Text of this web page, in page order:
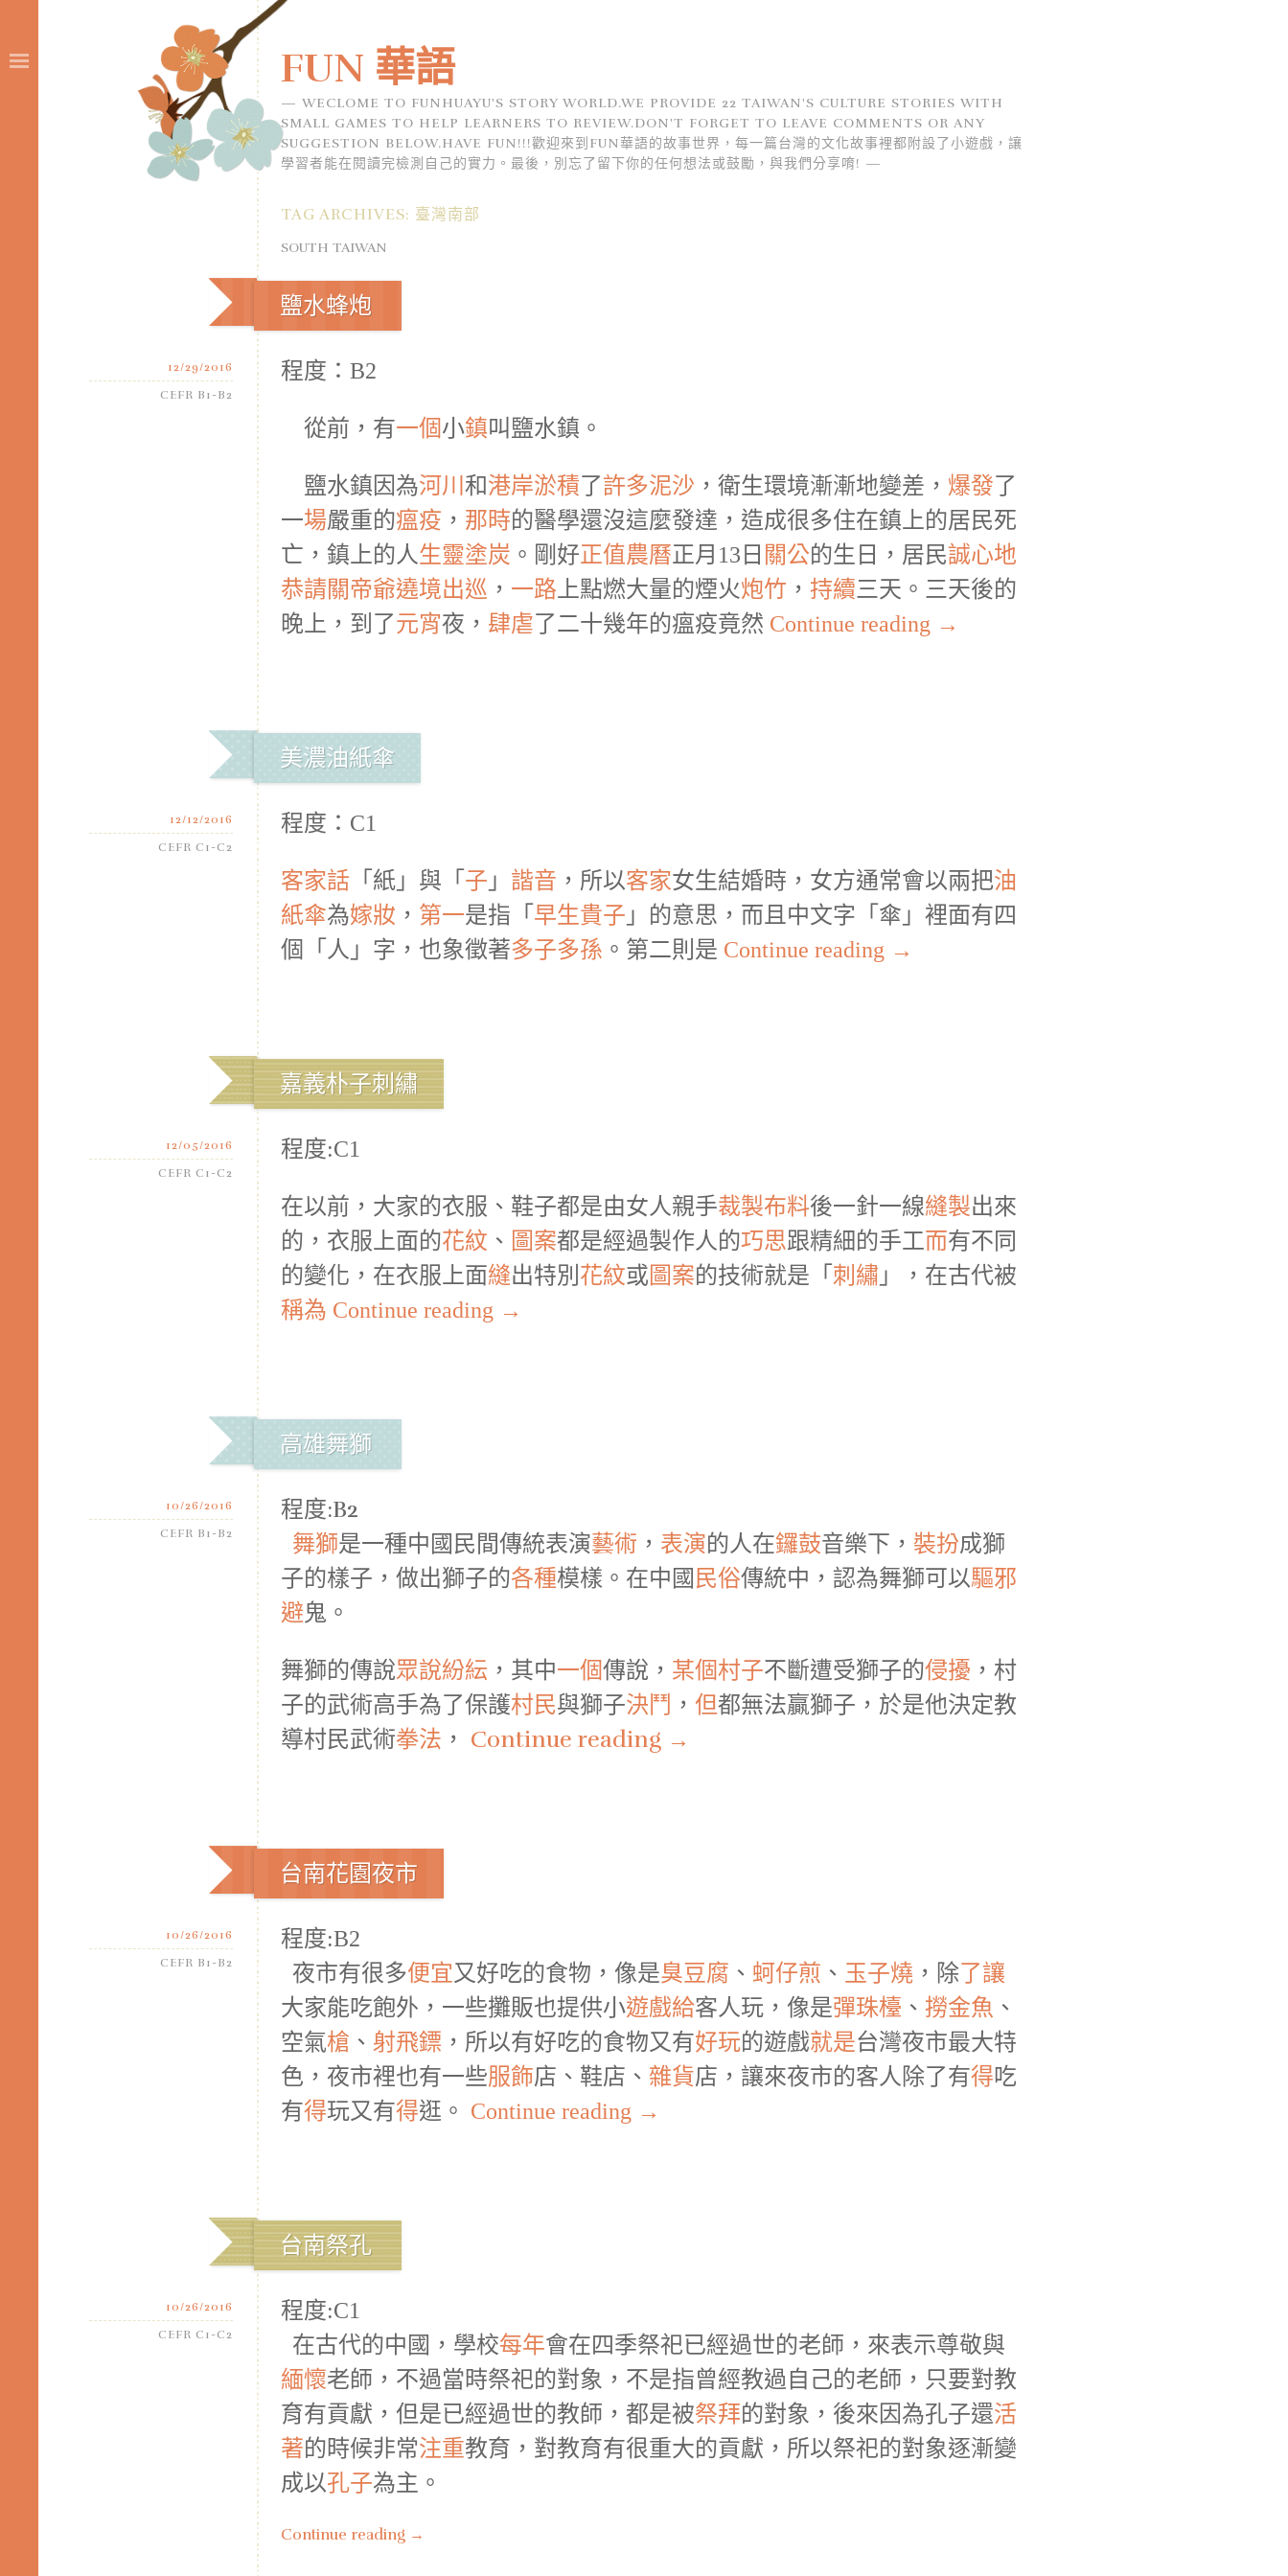
FUN 華語
WECLOME TO FUNHUAYU'S STORY WORLD.WE PROVIDE 22 TAIWAN'S CULTURE STORIES WITH
SMALL GAMES TO HELP LEARNERS TO REVIEW.DON'T FORGET TO LEAVE COMMENTS OR ANY
SUGGESTION BELOW.HAVE FUN!!!歡迎來到FUN華語的故事世界，每一篇台灣的文化故事裡都附設了小遊戲，讓
學習者能在閱讀完檢測自己的實力。最後，別忘了留下你的任何想法或鼓勵，與我們分享唷!
TAG ARCHIVES: 臺灣南部
SOUTH TAIWAN
鹽水蜂炮
程度：B2
從前，有一個小鎮叫鹽水鎮。
鹽水鎮因為河川 和港岸淤積了許多泥沙 ，衛生環境漸漸地變差， 爆發了
一場嚴重的瘟疫 ， 那時的醫學還沒這麼發達，造成很多住在鎮上的居民死
亡，鎮上的人生靈塗炭 。剛好正值農曆正月13日 關公的生日，居民誠心地
恭請關帝爺遶境出巡 ， 一路 上點燃大量的煙火炮竹 ， 持續三天。三天後的
晚上，到了元宵夜， 肆虐了二十幾年的瘟疫竟然 Continue reading →
12/29/2016
CEFR B1-B2
美濃油紙傘
程度：C1
客家話 「紙」與「 子 」 諧音 ，所以客家女生結婚時，女方通常會以兩把油
紙傘為嫁妝 ， 第一是指「 早生貴子 」的意思，而且中文字「傘」裡面有四
個「人」字，也象徵著多子多孫 。第二則是 Continue reading →
12/12/2016
CEFR C1-C2
嘉義朴子刺繡
程度:C1
在以前，大家的衣服、鞋子都是由女人親手裁製布料後一針一線縫製出來
的，衣服上面的花紋 、 圖案都是經過製作人的巧思跟精細的手工而有不同
的變化，在衣服上面縫出特別 花紋或圖案的技術就是「 刺繡 」，在古代被
稱為 Continue reading →
12/05/2016
CEFR C1-C2
高雄舞獅
程度:B2
舞獅是一種中國民間傳統表演藝術 ， 表演的人在鑼鼓音樂下， 裝扮成獅
子的樣子，做出獅子的各種模樣。在中國民俗傳統中，認為舞獅可以驅邪
避鬼。
舞獅的傳說眾說紛紜 ，其中一個傳說， 某個村子不斷遭受獅子的侵擾 ，村
子的武術高手為了保護村民與獅子決鬥 ， 但都無法贏獅子，於是他決定教
導村民武術拳法 ， Continue reading →
10/26/2016
CEFR B1-B2
台南花園夜市
程度:B2
夜市有很多便宜又好吃的食物，像是臭豆腐 、 蚵仔煎 、 玉子燒 ，除了讓
大家能吃飽外，一些攤販也提供小遊戲給客人玩 ，像是彈珠檯 、 撈金魚 、
空氣槍 、 射飛鏢 ，所以有好吃的食物又有好玩的遊戲就是台灣夜市最大特
色，夜市裡也有一些服飾店、鞋店、 雜貨店，讓來夜市的客人除了有得吃
有得玩又有得逛。 Continue reading →
10/26/2016
CEFR B1-B2
台南祭孔
程度:C1
在古代的中國，學校每年會在四季祭祀已經過世的老師，來表示尊敬與
緬懷老師，不過當時祭祀的對象，不是指曾經教過自己的老師，只要對教
育有貢獻，但是已經過世的教師，都是被祭拜的對象，後來因為孔子還活
著的時候非常注重教育，對教育有很重大的貢獻，所以祭祀的對象逐漸變
成以孔子為主。
Continue reading →
10/26/2016
CEFR C1-C2